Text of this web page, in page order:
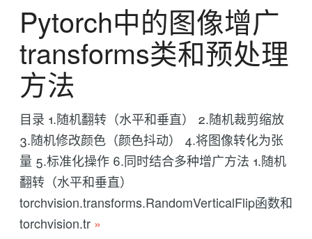
Pytorch中的图像增广
transforms类和预处理
方法
目录 1.随机翻转（水平和垂直） 2.随机裁剪缩放
3.随机修改颜色（颜色抖动） 4.将图像转化为张
量 5.标准化操作 6.同时结合多种增广方法 1.随机
翻转（水平和垂直）
torchvision.transforms.RandomVerticalFlip函数和
torchvision.tr »